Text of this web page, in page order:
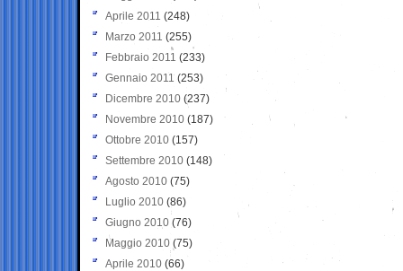
Aprile 2011 (248)
Marzo 2011 (255)
Febbraio 2011 (233)
Gennaio 2011 (253)
Dicembre 2010 (237)
Novembre 2010 (187)
Ottobre 2010 (157)
Settembre 2010 (148)
Agosto 2010 (75)
Luglio 2010 (86)
Giugno 2010 (76)
Maggio 2010 (75)
Aprile 2010 (66)